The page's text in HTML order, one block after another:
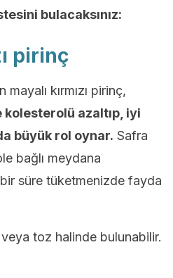
bulacaksınız:
pirinç
kırmızı pirinç,
azaltıp, iyi
büyük rol oynar. Safra
bağlı meydana
süre tüketmenizde fayda
toz halinde bulunabilir.